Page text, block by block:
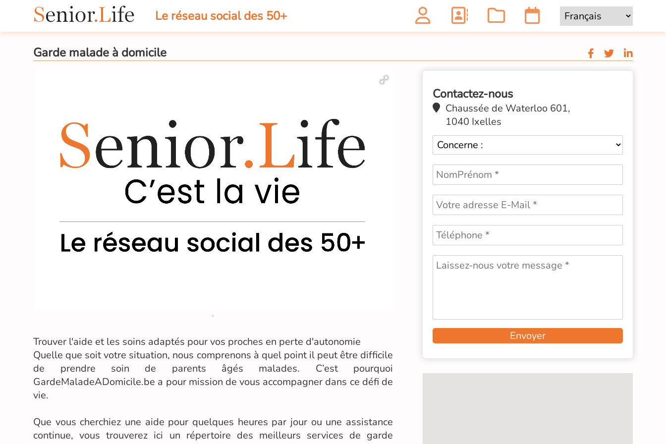
Le réseau social des 50+
Garde malade à domicile
Trouver l'aide et les soins adaptés pour vos proches en perte d'autonomie
Quelle que soit votre situation, nous comprenons à quel point il peut être difficile
de prendre soin de parents âgés malades. C’est pourquoi
GardeMaladeADomicile.be a pour mission de vous accompagner dans ce défi de
vie.
Que vous cherchiez une aide pour quelques heures par jour ou une assistance
continue, vous trouverez ici un répertoire des meilleurs services de garde
Contactez-nous
Chaussée de Waterloo 601,
1040 Ixelles
Envoyer